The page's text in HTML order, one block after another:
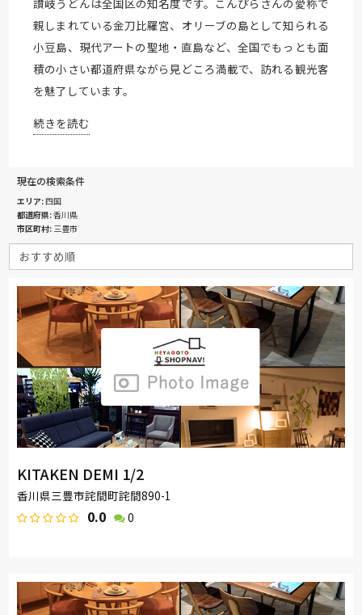
親しまれている金刀比羅宮、オリーブの島として知られる
小豆島、現代アートの聖地・直島など、全国でもっとも面
積の小さい都道府県ながら見どころ満載で、訪れる観光客
を魅了しています。
続きを読む
現在の検索条件
エリア 四国
都道府県 香川県
市区町村 三豊市
KITAKEN DEMI 1/2
香川県三豊市詫間町詫間890-1
0.0 0